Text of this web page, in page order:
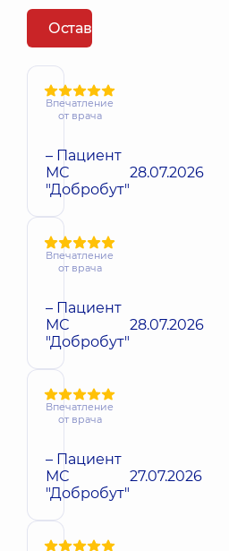
Оставить отзыв
Впечатление
от врача
– Пациент
МС
"Добробут"
28.07.2026
Впечатление
от врача
– Пациент
МС
"Добробут"
28.07.2026
Впечатление
от врача
– Пациент
МС
"Добробут"
27.07.2026